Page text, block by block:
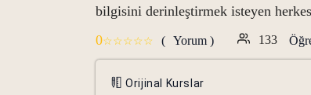
bilgisini derinleştirmek isteyen
0
( Yorum ) 133
Orijinal Kurslar